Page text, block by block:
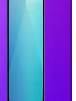
alışverişi
gelişmelerle
Akıllı Telefon
dayanıklılık ve
ürün yelpazesi